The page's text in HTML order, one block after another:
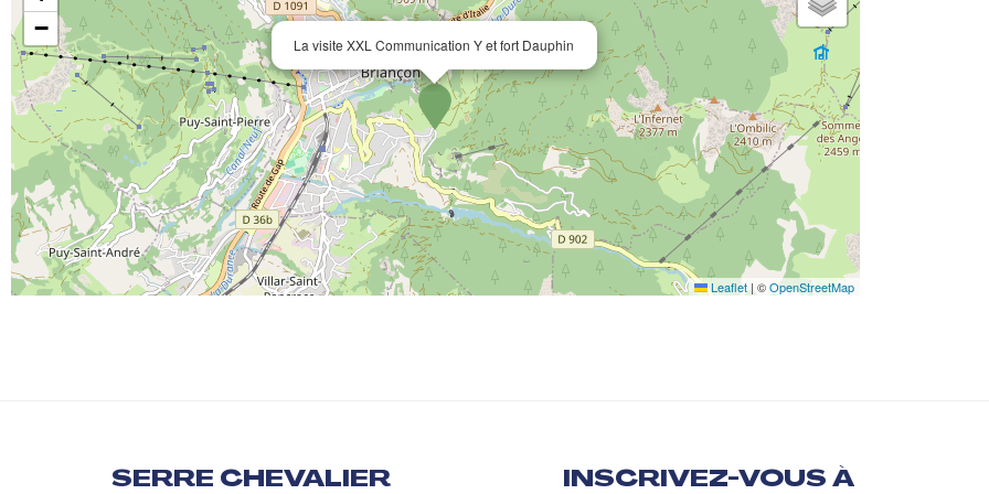
La visite XXL Communication Y et fort Dauphin
−
Leaflet | ©OpenStreetMap
SERRE CHEVALIER INSCRIVEZ-VOUS À